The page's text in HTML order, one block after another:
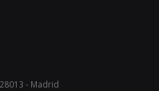
- Madrid